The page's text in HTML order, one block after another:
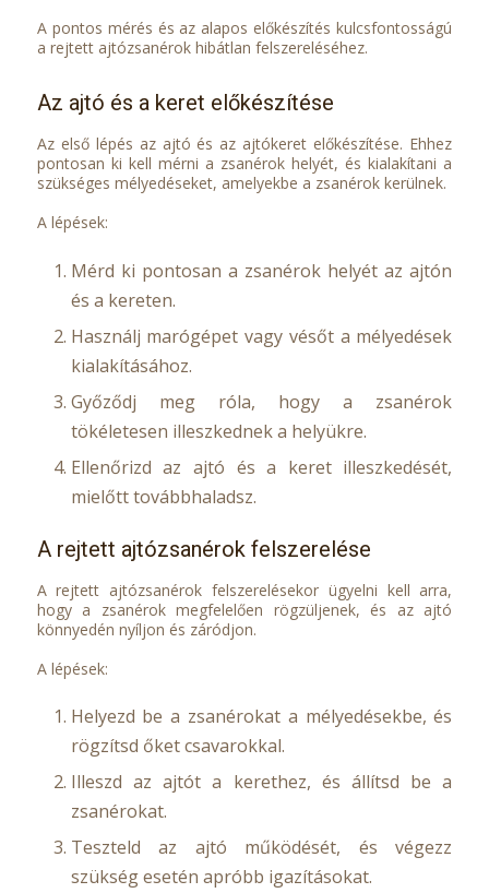
A pontos mérés és az alapos előkészítés kulcsfontosságú
a rejtett ajtózsanérok hibátlan felszereléséhez.
Az ajtó és a keret előkészítése
Az első lépés az ajtó és az ajtókeret előkészítése. Ehhez
pontosan ki kell mérni a zsanérok helyét, és kialakítani a
szükséges mélyedéseket, amelyekbe a zsanérok kerülnek.
A lépések:
Mérd ki pontosan a zsanérok helyét az ajtón
és a kereten.
Használj marógépet vagy vésőt a mélyedések
kialakításához.
Győződj meg róla, hogy a zsanérok
tökéletesen illeszkednek a helyükre.
Ellenőrizd az ajtó és a keret illeszkedését,
mielőtt továbbhaladsz.
A rejtett ajtózsanérok felszerelése
A rejtett ajtózsanérok felszerelésekor ügyelni kell arra,
hogy a zsanérok megfelelően rögzüljenek, és az ajtó
könnyedén nyíljon és záródjon.
A lépések:
Helyezd be a zsanérokat a mélyedésekbe, és
rögzítsd őket csavarokkal.
Illeszd az ajtót a kerethez, és állítsd be a
zsanérokat.
Teszteld az ajtó működését, és végezz
szükség esetén apróbb igazításokat.